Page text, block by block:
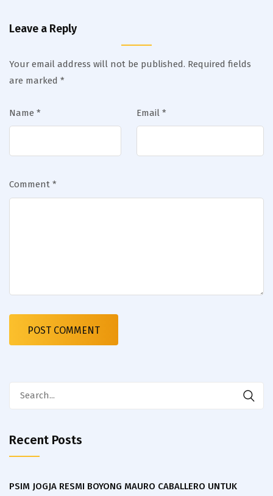
Leave a Reply
Your email address will not be published. Required fields
are marked *
Name * Email *
Comment *
Recent Posts
PSIM JOGJA RESMI BOYONG MAURO CABALLERO UNTUK